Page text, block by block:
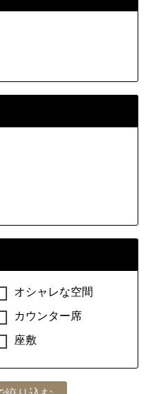
オシャレな空間
カウンター席
座敷